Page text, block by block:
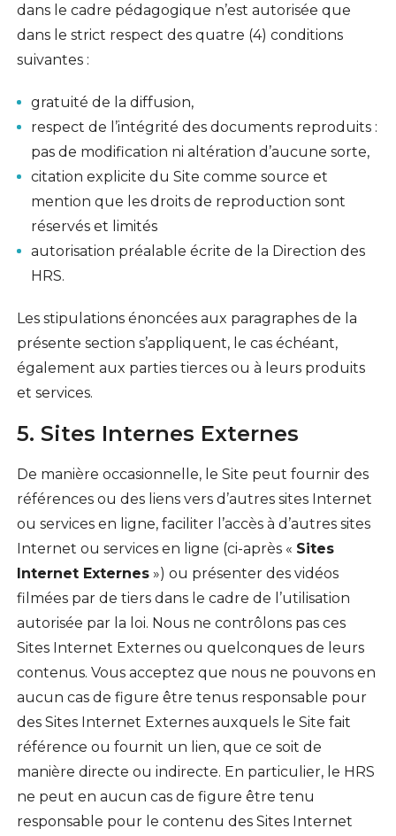
dans le cadre pédagogique n’est autorisée que
dans le strict respect des quatre (4) conditions
suivantes :
gratuité de la diffusion,
respect de l’intégrité des documents reproduits :
pas de modification ni altération d’aucune sorte,
citation explicite du Site comme source et
mention que les droits de reproduction sont
réservés et limités
autorisation préalable écrite de la Direction des
HRS.
Les stipulations énoncées aux paragraphes de la
présente section s’appliquent, le cas échéant,
également aux parties tierces ou à leurs produits
et services.
5. Sites Internes Externes
De manière occasionnelle, le Site peut fournir des
références ou des liens vers d’autres sites Internet
ou services en ligne, faciliter l’accès à d’autres sites
Internet ou services en ligne (ci-après « Sites
Internet Externes») ou présenter des vidéos
filmées par de tiers dans le cadre de l’utilisation
autorisée par la loi. Nous ne contrôlons pas ces
Sites Internet Externes ou quelconques de leurs
contenus. Vous acceptez que nous ne pouvons en
aucun cas de figure être tenus responsable pour
des Sites Internet Externes auxquels le Site fait
référence ou fournit un lien, que ce soit de
manière directe ou indirecte. En particulier, le HRS
ne peut en aucun cas de figure être tenu
responsable pour le contenu des Sites Internet